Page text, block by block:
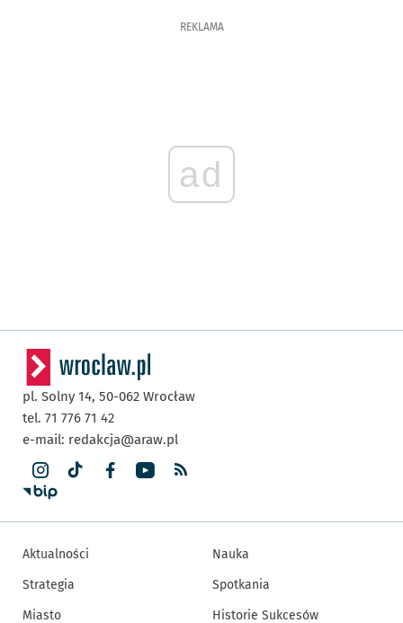
REKLAMA
ad
pl. Solny 14, 50-062 Wrocław
tel. 71 776 71 42
e-mail: redakcja@araw.pl
Aktualności
Strategia
Miasto
Nauka
Spotkania
Historie Sukcesów